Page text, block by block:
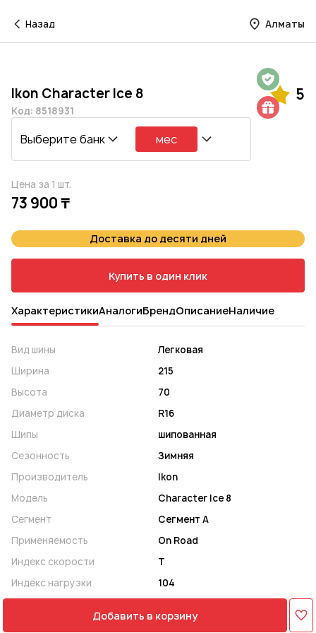
Назад Алматы
Ikon Character Ice 8 5
Код: 8518931
Выберите банк мес
Цена за 1 шт.
73 900 ₸
Доставка до десяти дней
Купить в один клик
ХарактеристикиАналогиБрендОписаниеНаличие
Вид шины
Легковая
Ширина
215
Высота
70
Диаметр диска
R16
Шипы
шипованная
Сезонность
Зимняя
Производитель
Ikon
Модель
Character Ice 8
Сегмент
Сегмент A
Применяемость
On Road
Индекс скорости
T
Индекс нагрузки
104
Добавить в корзину